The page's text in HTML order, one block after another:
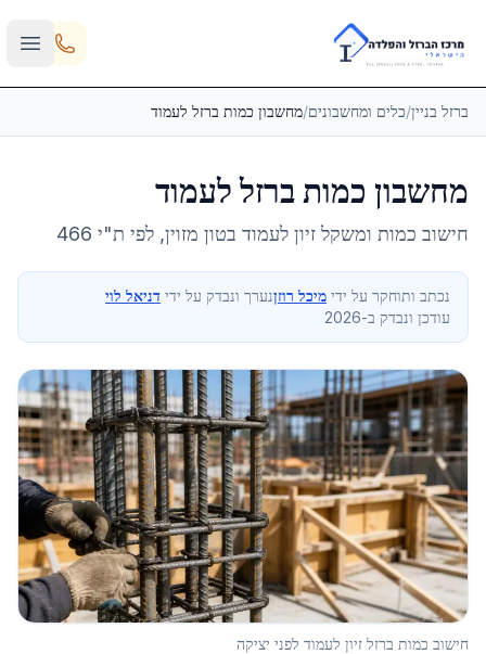
Skip to main content
ברזל בניין/כלים ומחשבונים/מחשבון כמות ברזל לעמוד
מחשבון כמות ברזל לעמוד
חישוב כמות ומשקל זיון לעמוד בטון מזוין, לפי ת"י 466
נכתב ותוחקר על ידי מיכל רוזןנערך ונבדק על ידי דניאל לוי
עודכן ונבדק ב-2026
חישוב כמות ברזל זיון לעמוד לפני יציקה